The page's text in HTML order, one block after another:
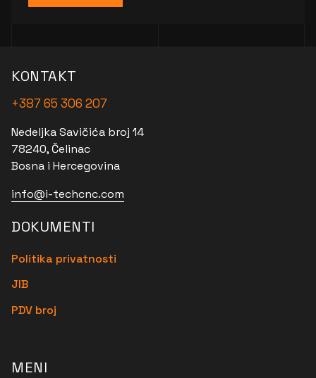
KONTAKT
+387 65 306 207
Nedeljka Savičića broj 14
78240, Čelinac
Bosna i Hercegovina
info@i-techcnc.com
DOKUMENTI
Politika privatnosti
JIB
PDV broj
MENI